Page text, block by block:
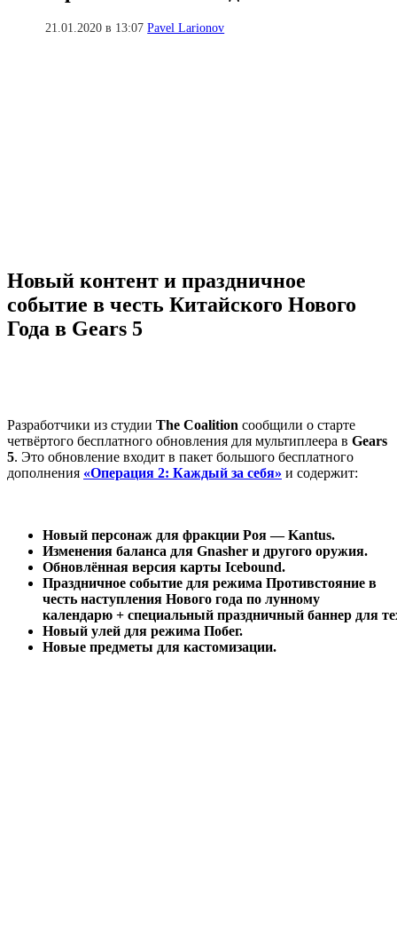
21.01.2020 в 13:07Pavel Larionov
Новый контент и праздничное
событие в честь Китайского Нового
Года в Gears 5
Разработчики из студии The Coalition сообщили о старте
четвёртого бесплатного обновления для мультиплеера в Gears
5. Это обновление входит в пакет большого бесплатного
дополнения «Операция 2: Каждый за себя» и содержит:
Новый персонаж для фракции Роя — Kantus.
Изменения баланса для Gnasher и другого оружия.
Обновлённая версия карты Icebound.
Праздничное событие для режима Противстояние в
честь наступления Нового года по лунному
календарю + специальный праздничный баннер для
Новый улей для режима Побег.
Новые предметы для кастомизации.